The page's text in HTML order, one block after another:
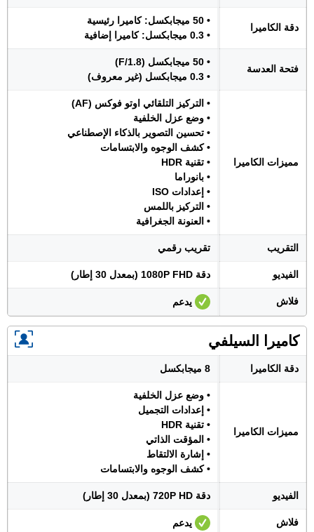
دقة الكاميرا
• 50 ميجابكسل: كاميرا رئيسية
• 0.3 ميجابكسل: كاميرا إضافية
فتحة العدسة
• 50 ميجابكسل (F/1.8)
• 0.3 ميجابكسل (غير معروف)
مميزات الكاميرا
• التركيز التلقائي اوتو فوكس (AF)
• وضع عزل الخلفية
• تحسين التصوير بالذكاء الإصطناعي
• كشف الوجوه والابتسامات
• تقنية HDR
• بانوراما
• إعدادات ISO
• التركيز باللمس
• العنونة الجغرافية
التقريب تقريب رقمي
الفيديو دقة 1080P FHD (بمعدل 30 إطار)
فلاش يدعم
كاميرا السيلفي
دقة الكاميرا 8 ميجابكسل
مميزات الكاميرا
• وضع عزل الخلفية
• إعدادات التجميل
• تقنية HDR
• المؤقت الذاتي
• إشارة الالتقاط
• كشف الوجوه والابتسامات
الفيديو دقة 720P HD (بمعدل 30 إطار)
فلاش يدعم